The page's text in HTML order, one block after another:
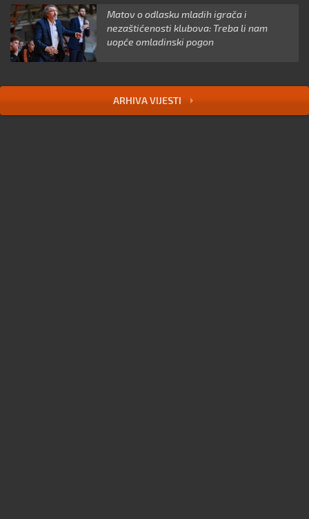
Matov o odlasku mladih igrača i
nezaštićenosti klubova: Treba li nam
uopće omladinski pogon
ARHIVA VIJESTI